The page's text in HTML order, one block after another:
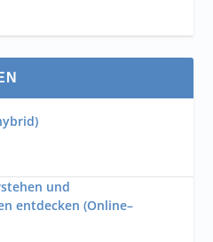
und
entdecken (Online–